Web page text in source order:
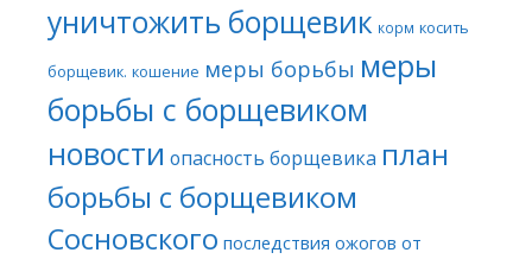
уничтожить борщевик корм косить
борщевик. кошение меры борьбы меры
борьбы с борщевиком
новости опасность борщевика план
борьбы с борщевиком
Сосновского последствия ожогов от